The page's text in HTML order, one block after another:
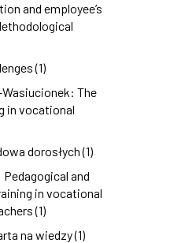
and employee’s
(1)
The
in vocational
dorosłych (1)
and
in vocational
(1)
na wiedzy (1)